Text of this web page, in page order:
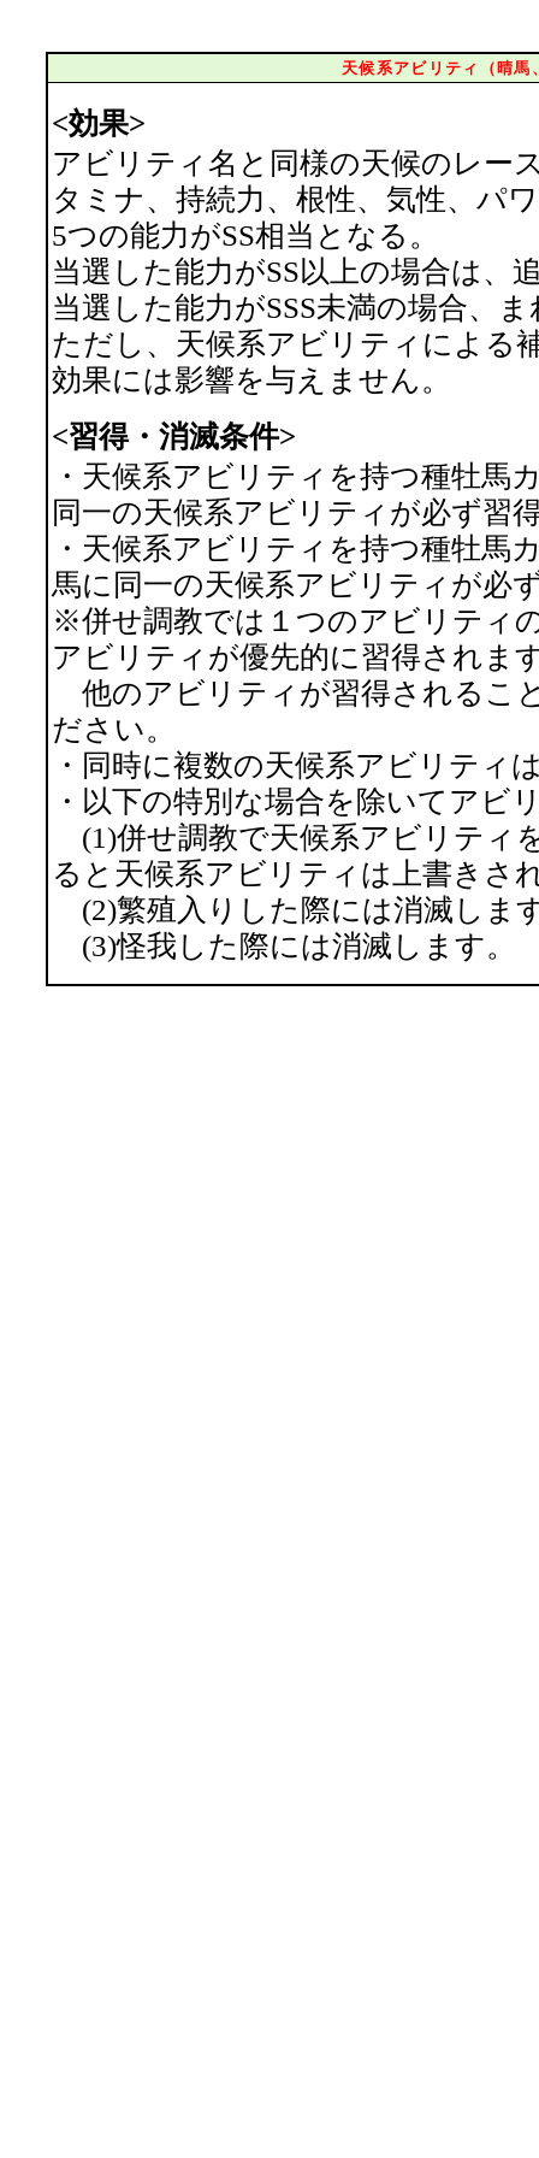
天候系アビリティ（晴馬
<効果>
アビリティ名と同様の天候のレー
タミナ、持続力、根性、気性、パ
5つの能力がSS相当となる。
当選した能力がSS以上の場合は、
当選した能力がSSS未満の場合、
ただし、天候系アビリティによる
効果には影響を与えません。
<習得・消滅条件>
・天候系アビリティを持つ種牡馬
同一の天候系アビリティが必ず習
・天候系アビリティを持つ種牡馬
馬に同一の天候系アビリティが必
※併せ調教では１つのアビリティ
アビリティが優先的に習得されま
他のアビリティが習得されるこ
ださい。
・同時に複数の天候系アビリティ
・以下の特別な場合を除いてアビ
(1)併せ調教で天候系アビリティ
ると天候系アビリティは上書きさ
(2)繁殖入りした際には消滅しま
(3)怪我した際には消滅します。